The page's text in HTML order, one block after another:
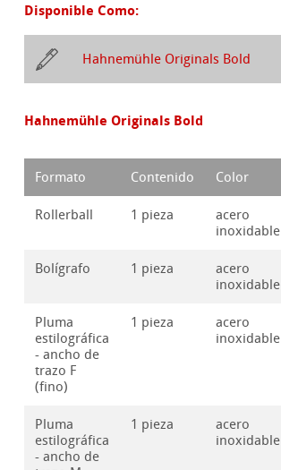
Disponible Como:
Hahnemühle Originals Bold
Hahnemühle Originals Bold
Formato Contenido Color
Rollerball 1 pieza
acero
inoxidable
Bolígrafo 1 pieza
acero
inoxidable
Pluma
estilográfica
- ancho de
trazo F
(fino)
1 pieza
acero
inoxidable
Pluma
estilográfica
- ancho de
1 pieza
acero
inoxidable